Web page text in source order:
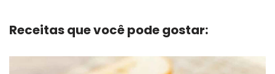
Receitas que você pode gostar: